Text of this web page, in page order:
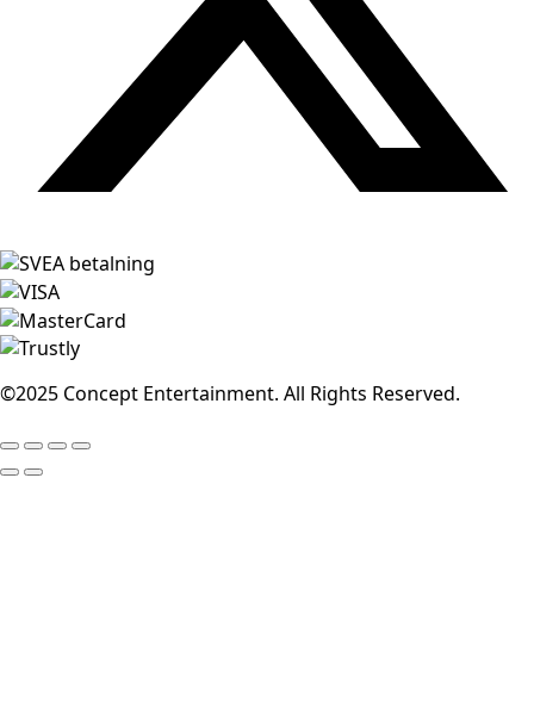
©2025 Concept Entertainment. All Rights Reserved.